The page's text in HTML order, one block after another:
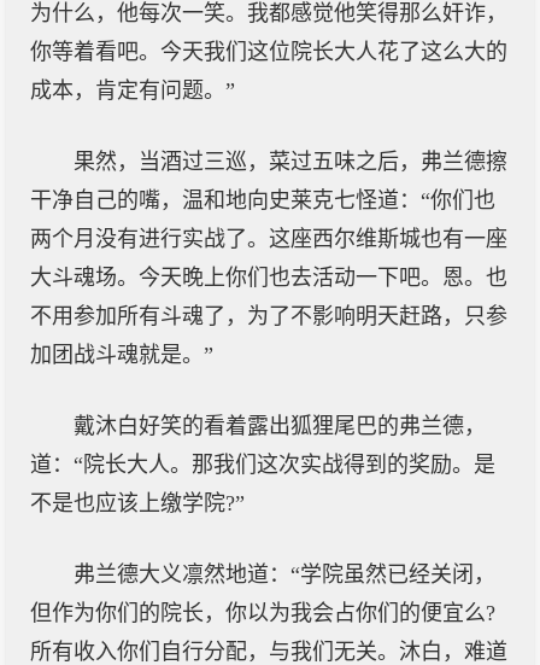
为什么，他每次一笑。我都感觉他笑得那么奸诈，
你等着看吧。今天我们这位院长大人花了这么大的
成本，肯定有问题。”
果然，当酒过三巡，菜过五味之后，弗兰德擦
干净自己的嘴，温和地向史莱克七怪道：“你们也
两个月没有进行实战了。这座西尔维斯城也有一座
大斗魂场。今天晚上你们也去活动一下吧。恩。也
不用参加所有斗魂了，为了不影响明天赶路，只参
加团战斗魂就是。”
戴沐白好笑的看着露出狐狸尾巴的弗兰德，
道：“院长大人。那我们这次实战得到的奖励。是
不是也应该上缴学院?”
弗兰德大义凛然地道：“学院虽然已经关闭，
但作为你们的院长，你以为我会占你们的便宜么?
所有收入你们自行分配，与我们无关。沐白，难道